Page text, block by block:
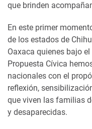
que brinden
En este primer
de los estados de
Oaxaca quienes bajo
Propuesta Cívica
nacionales con el
reflexión,
que viven las familias
y desaparecidas.